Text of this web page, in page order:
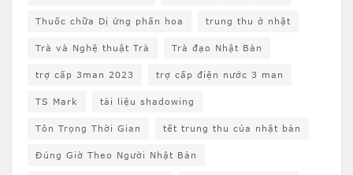
Thuốc chữa Dị ứng phấn hoa trung thu ở nhật
Trà và Nghệ thuật Trà Trà đạo Nhật Bản
trợ cấp 3man 2023 trợ cấp điện nước 3 man
TS Mark tài liệu shadowing
Tôn Trọng Thời Gian tết trung thu của nhật bản
Đúng Giờ Theo Người Nhật Bản